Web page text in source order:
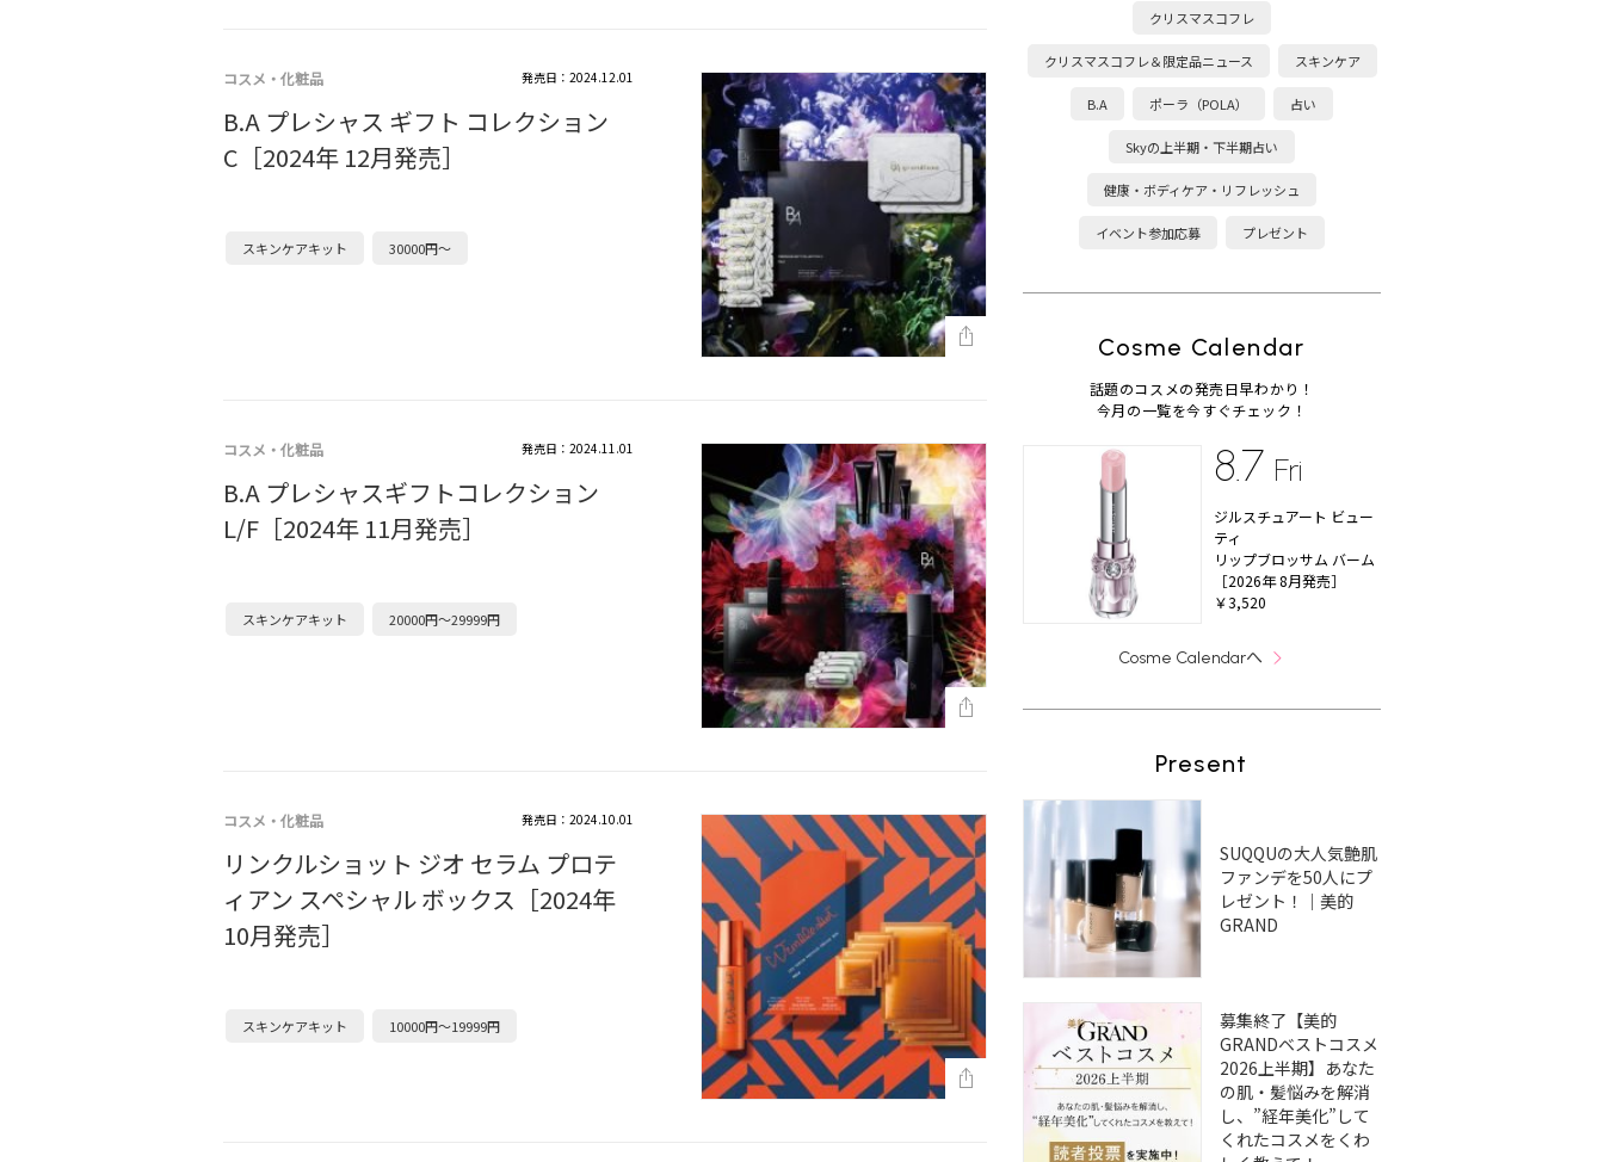
コスメ・化粧品 発売日：2024.12.01
B.A プレシャス ギフト コレクション
C［2024年 12月発売］
スキンケアキット 30000円～
コスメ・化粧品 発売日：2024.11.01
B.A プレシャスギフトコレクション
L/F［2024年 11月発売］
スキンケアキット 20000円～29999円
コスメ・化粧品 発売日：2024.10.01
リンクルショット ジオ セラム プロテ
ィアン スペシャル ボックス［2024年
10月発売］
スキンケアキット 10000円～19999円
クリスマスコフレ
クリスマスコフレ＆限定品ニュース スキンケア
B.A ポーラ（POLA） 占い
Skyの上半期・下半期占い
健康・ボディケア・リフレッシュ
イベント参加応募 プレゼント
Cosme Calendar
話題のコスメの発売日早わかり！
今月の一覧を今すぐチェック！
8.7 Fri
ジルスチュアート ビュー
ティ
リップブロッサム バーム
［2026年 8月発売］
￥3,520
Cosme Calendarへ
Present
SUQQUの大人気艶肌
ファンデを50人にプ
レゼント！｜美的
GRAND
募集終了【美的
GRANDベストコスメ
2026上半期】あなた
の肌・髪悩みを解消
し、”経年美化”して
くれたコスメをくわ